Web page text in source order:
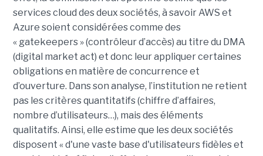
services cloud des deux sociétés, à savoir AWS et
Azure soient considérées comme des
« gatekeepers » (contrôleur d’accès) au titre du DMA
(digital market act) et donc leur appliquer certaines
obligations en matière de concurrence et
d’ouverture. Dans son analyse, l’institution ne retient
pas les critères quantitatifs (chiffre d’affaires,
nombre d’utilisateurs…), mais des éléments
qualitatifs. Ainsi, elle estime que les deux sociétés
disposent « d'une vaste base d'utilisateurs fidèles et